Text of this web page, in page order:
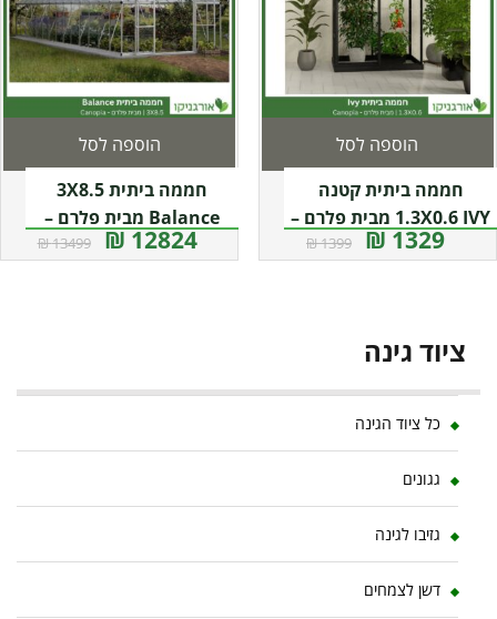
חממה ביתית קטנה
1.3X0.6 IVY מבית פלרם –
קנופיה1329 ₪
1399 ₪
הוספה לסל
חממה ביתית 3X8.5
Balance מבית פלרם –
Canopia
12824 ₪
13499 ₪
הוספה לסל
ציוד גינה
כל ציוד הגינה
גגונים
גזיבו לגינה
דשן לצמחים